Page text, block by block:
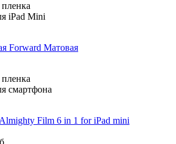
iPad Mini
Forward Матовая
смартфона
Film 6 in 1 for iPad mini